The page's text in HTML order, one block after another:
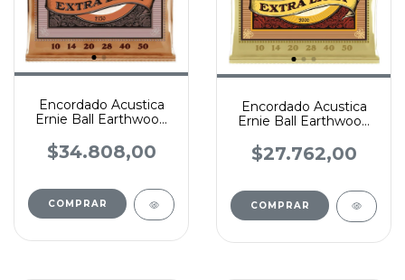
Encordado Acustica
Ernie Ball Earthwood
$34.808,00
Encordado Acustica
Ernie Ball Earthwood
$27.762,00
COMPRAR